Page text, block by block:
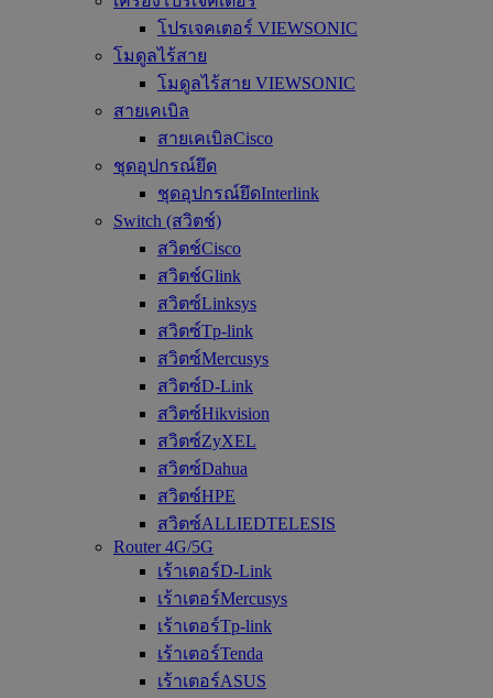
โปรเจคเตอร์ VIEWSONIC
โมดูลไร้สาย
โมดูลไร้สาย VIEWSONIC
สายเคเบิล
สายเคเบิลCisco
ชุดอุปกรณ์ยึด
ชุดอุปกรณ์ยึดInterlink
Switch (สวิตช์)
สวิตช์Cisco
สวิตช์Glink
สวิตซ์Linksys
สวิตซ์Tp-link
สวิตซ์Mercusys
สวิตซ์D-Link
สวิตซ์Hikvision
สวิตซ์ZyXEL
สวิตซ์Dahua
สวิตซ์HPE
สวิตซ์ALLIEDTELESIS
Router 4G/5G
เร้าเตอร์D-Link
เร้าเตอร์Mercusys
เร้าเตอร์Tp-link
เร้าเตอร์Tenda
เร้าเตอร์ASUS